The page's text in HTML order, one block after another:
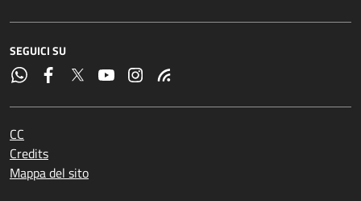
SEGUICI SU
CC
Credits
Mappa del sito